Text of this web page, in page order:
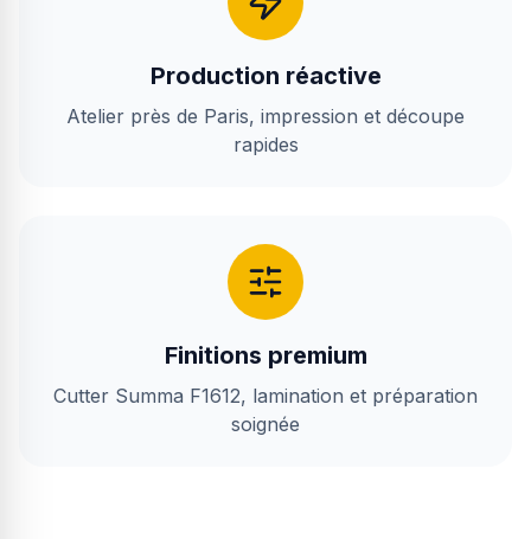
Production réactive
Atelier près de Paris, impression et découpe
rapides
Finitions premium
Cutter Summa F1612, lamination et préparation
soignée